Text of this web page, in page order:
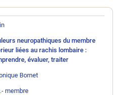
neuropathiques du membre
liées au rachis lombaire :
évaluer, traiter
Bornet
membre